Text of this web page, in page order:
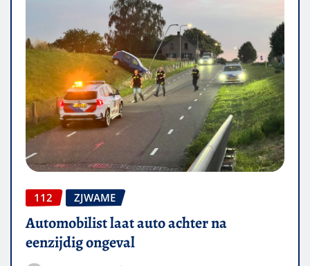
112 ZJWAME
Automobilist laat auto achter na
eenzijdig ongeval